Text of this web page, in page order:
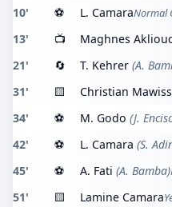
10' ⚽ L. CamaraNormal
13' 📺 Maghnes
21' 🔄 T. Kehrer (A.
31' 🟨 Christian
34' ⚽ M. Godo (J.
42' ⚽ L. Camara (S.
45' ⚽ A. Fati (A. Bamba)
51' 🟨 Lamine Camara